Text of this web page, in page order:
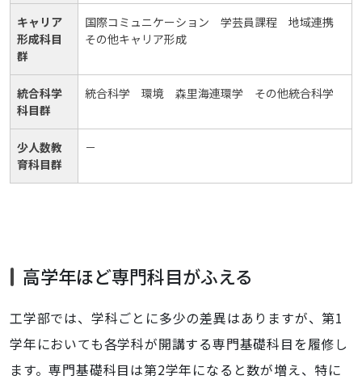
キャリア
形成科目
群
国際コミュニケーション 学芸員課程 地域連携
その他キャリア形成
統合科学
科目群
統合科学 環境 森里海連環学 その他統合科学
少人数教
育科目群
－
高学年ほど専門科目がふえる
工学部では、学科ごとに多少の差異はありますが、第1
学年においても各学科が開講する専門基礎科目を履修し
ます。専門基礎科目は第2学年になると数が増え、特に